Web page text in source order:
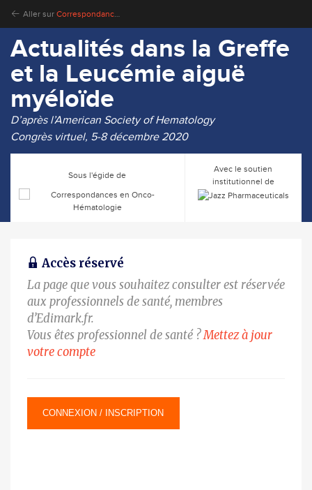
Aller sur Correspondances en Onco-Hématologie
Actualités dans la Greffe
et la Leucémie aiguë
myéloïde
D’après l’American Society of Hematology
Congrès virtuel, 5-8 décembre 2020
Sous l'égide de
Avec le soutien
institutionnel de
Accès réservé
La page que vous souhaitez consulter est réservée
aux professionnels de santé, membres
d’Edimark.fr.
Vous êtes professionnel de santé ?Mettez à jour
votre compte
CONNEXION / INSCRIPTION